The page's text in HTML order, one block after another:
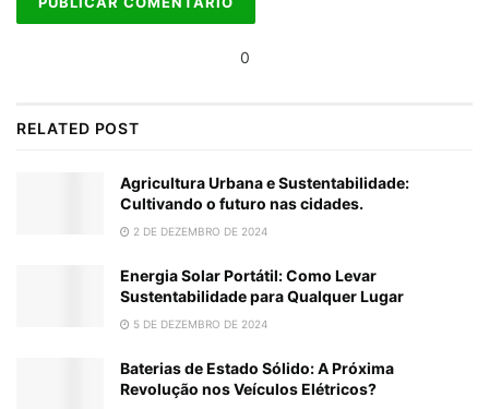
0
RELATED POST
Agricultura Urbana e Sustentabilidade:
Cultivando o futuro nas cidades.
2 DE DEZEMBRO DE 2024
Energia Solar Portátil: Como Levar
Sustentabilidade para Qualquer Lugar
5 DE DEZEMBRO DE 2024
Baterias de Estado Sólido: A Próxima
Revolução nos Veículos Elétricos?